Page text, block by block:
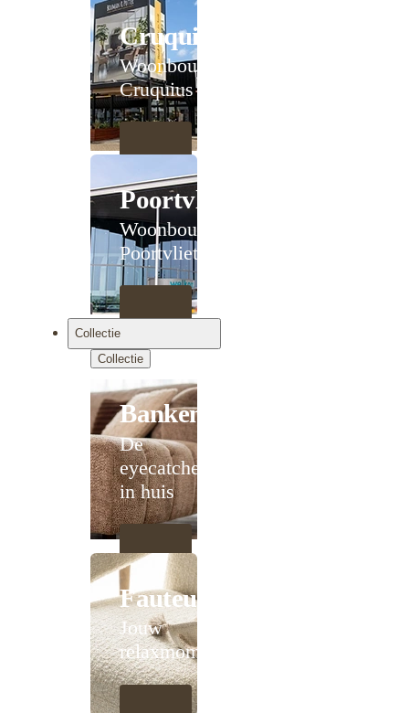
Cruquius
Woonboulevard
Cruquius
Poortvliet
Woonboulevard
Poortvliet XXL
Collectie
Collectie
Banken
De
eyecatcher
in huis
Fauteuils
Jouw
relaxmoment